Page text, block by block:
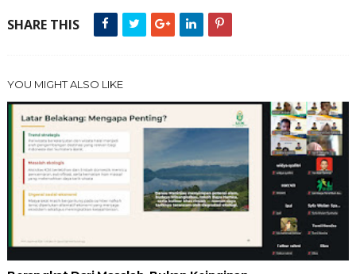
SHARE THIS
YOU MIGHT ALSO LIKE